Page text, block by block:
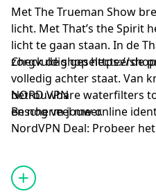
Met The Trueman Show
licht. Met That’s the Spirit
licht te gaan staan. In de
zorgvuldig geselecteerde
volledig achter staat. Van
betrouwbare waterfilters
en nog veel meer.
Check de shophttps://
NORD VPN
Bescherm jouw online
NordVPN Deal: Probeer
https://